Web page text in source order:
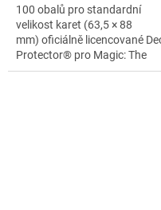
100 obalů pro standardní
velikost karet (63,5 × 88
mm) oficiálně licencované
Protector® pro Magic: The
Gathering, s exkluzivní